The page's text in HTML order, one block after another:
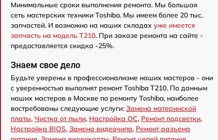
Минимальные сроки выполнения ремонта. Мы большая
сеть мастерских техники Toshiba. Мы имеем более 20 тыс.
запчастей. И возможно на наших складах уже имеется
запчасть на модель T210. При заказе ремонта на сайте -
предоставляется скидка -25%.
Знаем свое дело
Будьте уверены в профессионализме наших мастеров - они
с уверенностью выполнят ремонт Toshiba T210. По данным
наших мастеров в Москве по ремонту Toshiba, наиболее
востребованы следующие услуги: Замена материнской
платы, Чистка от пыли, Настройка ОС, Ремонт подсветки,
Настройка BIOS, Замена видеочипа, Ремонт разъема